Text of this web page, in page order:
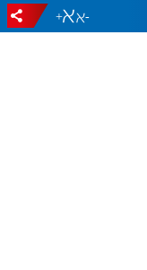
-
+